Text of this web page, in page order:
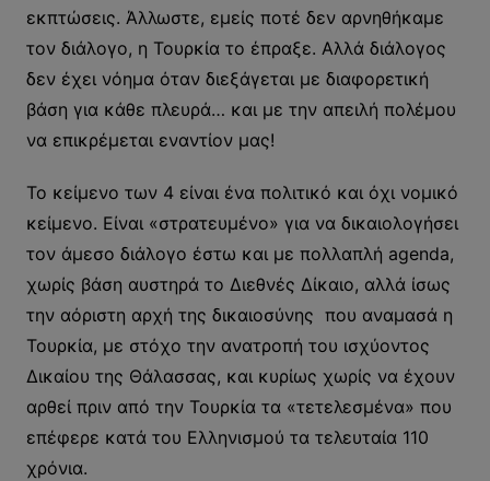
εκπτώσεις. Άλλωστε, εμείς ποτέ δεν αρνηθήκαμε
τον διάλογο, η Τουρκία το έπραξε. Αλλά διάλογος
δεν έχει νόημα όταν διεξάγεται με διαφορετική
βάση για κάθε πλευρά… και με την απειλή πολέμου
να επικρέμεται εναντίον μας!
Το κείμενο των 4 είναι ένα πολιτικό και όχι νομικό
κείμενο. Είναι «στρατευμένο» για να δικαιολογήσει
τον άμεσο διάλογο έστω και με πολλαπλή agenda,
χωρίς βάση αυστηρά το Διεθνές Δίκαιο, αλλά ίσως
την αόριστη αρχή της δικαιοσύνης που αναμασά η
Τουρκία, με στόχο την ανατροπή του ισχύοντος
Δικαίου της Θάλασσας, και κυρίως χωρίς να έχουν
αρθεί πριν από την Τουρκία τα «τετελεσμένα» που
επέφερε κατά του Ελληνισμού τα τελευταία 110
χρόνια.